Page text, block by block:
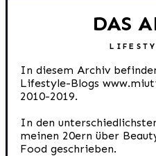
DAS
In diesem Archiv
Lifestyle-Blogs
2010-2019.
In den
meinen 20ern über
Food geschrieben.